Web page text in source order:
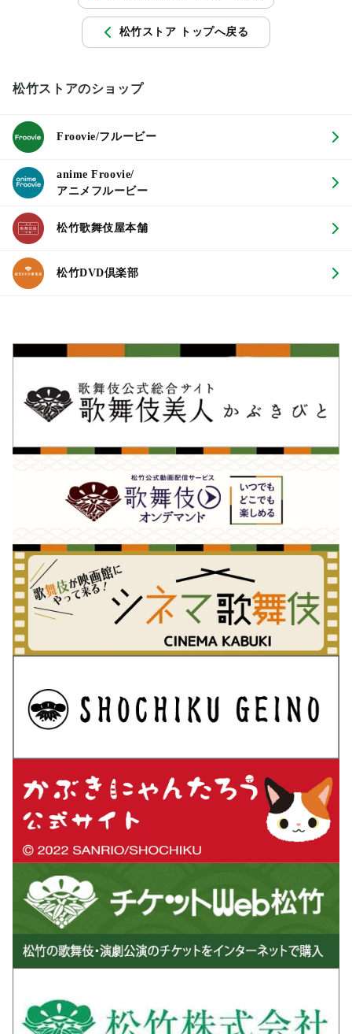
松竹ストア トップへ戻る
松竹ストアのショップ
Froovie/フルービー
anime Froovie/
アニメフルービー
松竹歌舞伎屋本舗
松竹DVD倶楽部